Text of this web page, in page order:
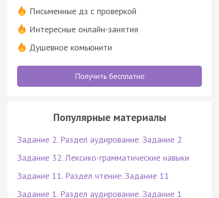
Письменные дз с проверкой
Интересные онлайн-занятия
Душевное комьюнити
Получить бесплатно
Популярные материалы
Задание 2. Раздел аудирование. Задание 2
Задание 32. Лексико-грамматические навыки
Задание 11. Раздел чтение. Задание 11
Задание 1. Раздел аудирование. Задание 1